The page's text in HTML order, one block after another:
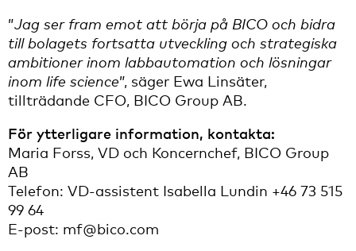
”Jag ser fram emot att börja på BICO och bidra
till bolagets fortsatta utveckling och strategiska
ambitioner inom labbautomation och lösningar
inom life science”, säger Ewa Linsäter,
tillträdande CFO, BICO Group AB.
För ytterligare information, kontakta:
Maria Forss, VD och Koncernchef, BICO Group
AB
Telefon: VD-assistent Isabella Lundin +46 73 515
99 64
E-post: mf@bico.com